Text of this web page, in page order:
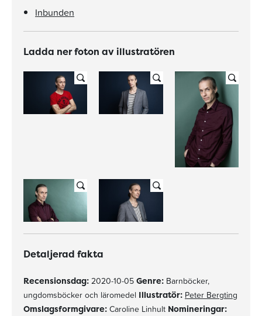
Inbunden
Ladda ner foton av illustratören
Detaljerad fakta
Recensionsdag: 2020-10-05 Genre: Barnböcker,
ungdomsböcker och läromedel Illustratör: Peter Bergting
Omslagsformgivare: Caroline Linhult Nomineringar: